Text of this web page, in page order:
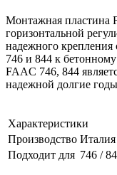
Монтажная пластина
горизонтальной
надежного крепления
746 и 844 к
FAAC 746, 844
надежной долгие
Характеристики
Производство Италия
Подходит для 746 /